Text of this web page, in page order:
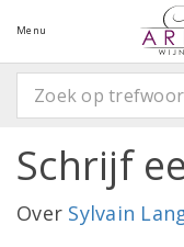
Menu
Schrijf
Over Sylvain